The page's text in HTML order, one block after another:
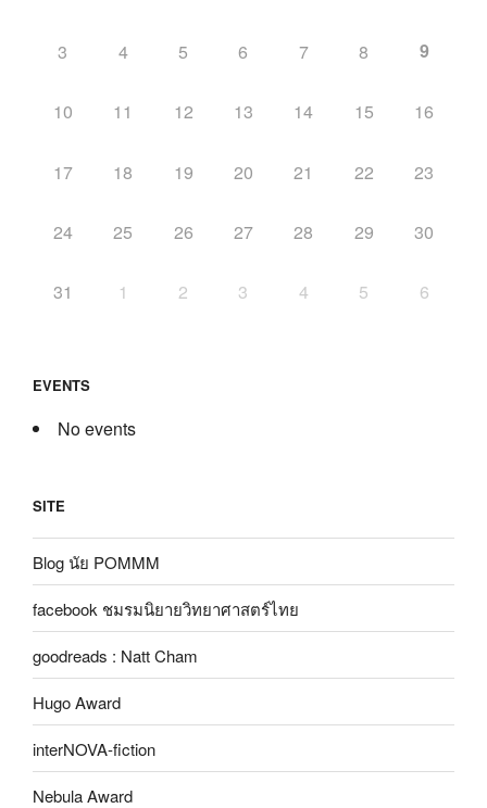
3 4 5 6 7 8 9
10 11 12 13 14 15 16
17 18 19 20 21 22 23
24 25 26 27 28 29 30
31 1 2 3 4 5 6
EVENTS
No events
SITE
Blog นัย POMMM
facebook ชมรมนิยายวิทยาศาสตร์ไทย
goodreads : Natt Cham
Hugo Award
interNOVA-fiction
Nebula Award